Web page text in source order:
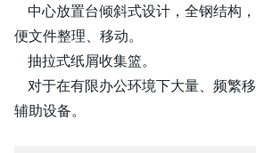
中心放置台倾斜式设计，全钢结构
便文件整理、移动。
抽拉式纸屑收集篮。
对于在有限办公环境下大量、频繁
辅助设备。